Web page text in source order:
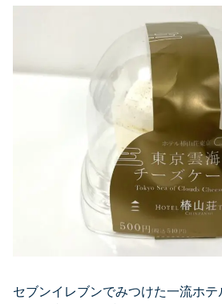
セブンイレブンでみつけた一流ホテ